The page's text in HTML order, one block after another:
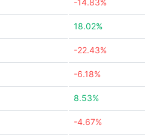
-14.83%
18.02%
-22.43%
-6.18%
8.53%
-4.67%